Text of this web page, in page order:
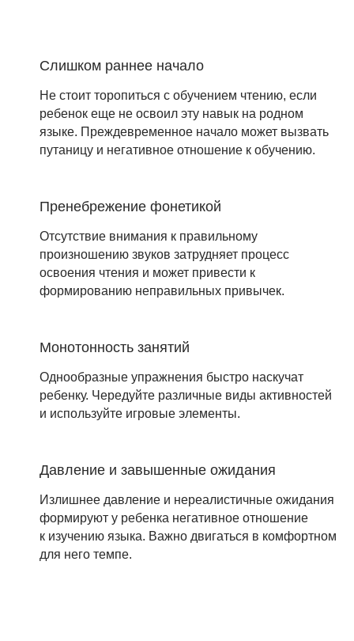
Слишком раннее начало
Не стоит торопиться с обучением чтению, если
ребенок еще не освоил эту навык на родном
языке. Преждевременное начало может вызвать
путаницу и негативное отношение к обучению.
Пренебрежение фонетикой
Отсутствие внимания к правильному
произношению звуков затрудняет процесс
освоения чтения и может привести к
формированию неправильных привычек.
Монотонность занятий
Однообразные упражнения быстро наскучат
ребенку. Чередуйте различные виды активностей
и используйте игровые элементы.
Давление и завышенные ожидания
Излишнее давление и нереалистичные ожидания
формируют у ребенка негативное отношение
к изучению языка. Важно двигаться в комфортном
для него темпе.